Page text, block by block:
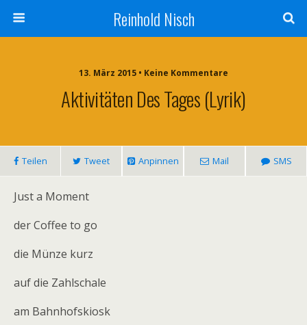
Reinhold Nisch
13. März 2015 • Keine Kommentare
Aktivitäten Des Tages (Lyrik)
Teilen Tweet Anpinnen Mail SMS
Just a Moment
der Coffee to go
die Münze kurz
auf die Zahlschale
am Bahnhofskiosk